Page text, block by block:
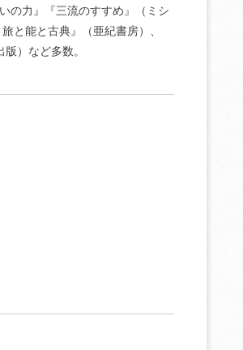
の力』『三流のすすめ』（ミシ
と能と古典』（亜紀書房）、
）など多数。